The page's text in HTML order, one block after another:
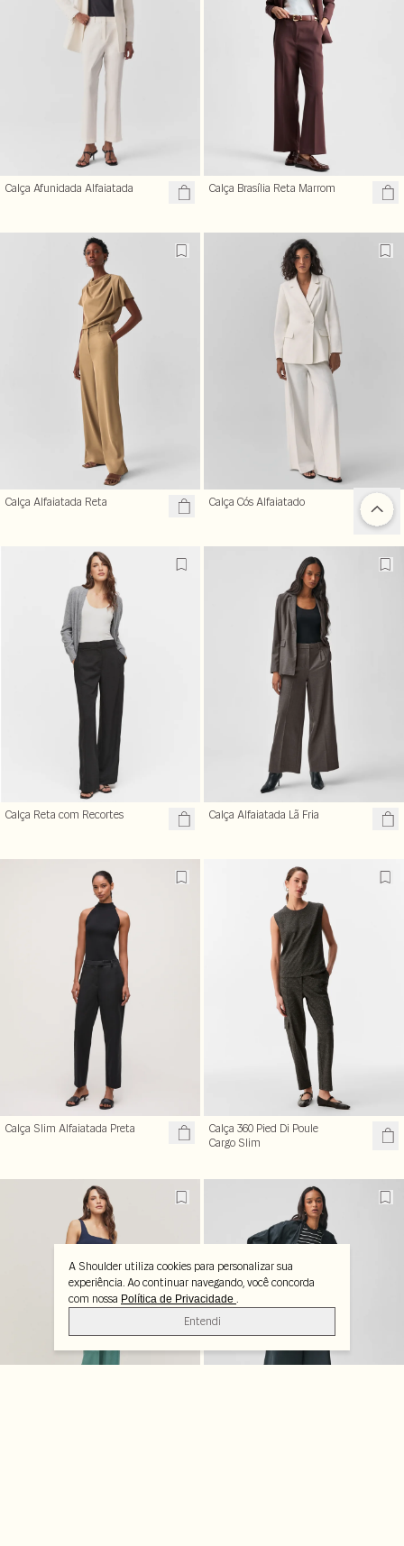
Calça Afunidada Alfaiatada Calça Brasília Reta Marrom
Calça Alfaiatada Reta Calça Cós Alfaiatado
Calça Reta com Recortes Calça Alfaiatada Lã Fria
Calça Slim Alfaiatada Preta
Calça 360 Pied Di Poule
Cargo Slim
A Shoulder utiliza cookies para personalizar sua
experiência. Ao continuar navegando, você concorda
com nossa Política de Privacidade .
Entendi